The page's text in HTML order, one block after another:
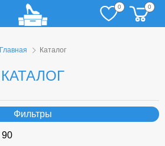
0 0
Главная Каталог
КАТАЛОГ
Фильтры
90